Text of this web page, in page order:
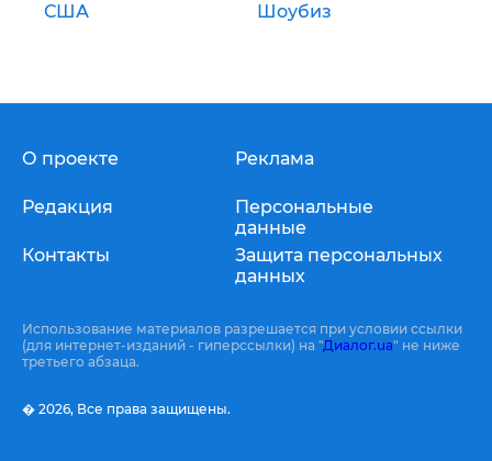
США Шоубиз
О проекте
Редакция
Контакты
Реклама
Персональные
данные
Защита персональных
данных
Использование материалов разрешается при условии ссылки
(для интернет-изданий - гиперссылки) на "Диалог.ua" не ниже
третьего абзаца.
� 2026, Все права защищены.